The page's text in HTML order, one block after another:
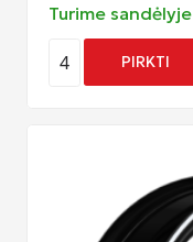
Turime sandėlyje
4 PIRKTI